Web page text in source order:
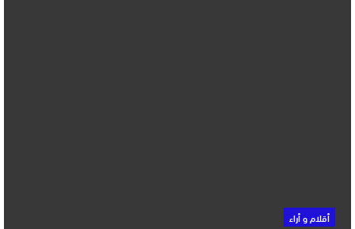
أقلام و أراء